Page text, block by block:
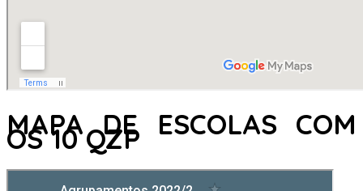
MAPA DE ESCOLAS COM
OS 10 QZP